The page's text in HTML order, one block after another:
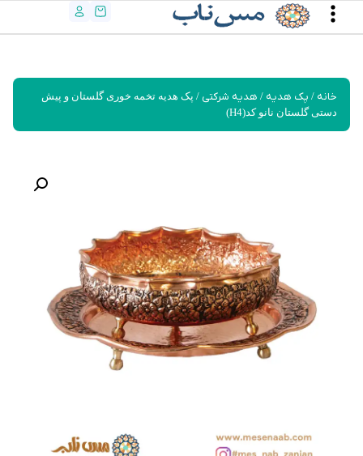
خانه / پک هدیه / هدیه شرکتی / پک هدیه تخمه خوری گلستان و پیش
دستی گلستان نانو کد(H4)